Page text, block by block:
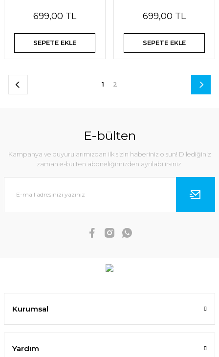
699,00 TL
SEPETE EKLE
699,00 TL
SEPETE EKLE
1 2
E-bülten
Kampanya ve duyurularımızdan ilk sizin haberiniz olsun! Dilediğiniz
zaman e-bülten aboneliğimizden ayrılabilirsiniz.
Kurumsal
Yardım